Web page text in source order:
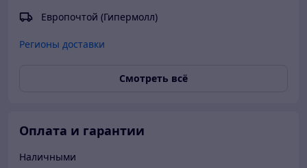
Европочтой (Гипермолл)
Регионы доставки
Смотреть всё
Оплата и гарантии
Наличными